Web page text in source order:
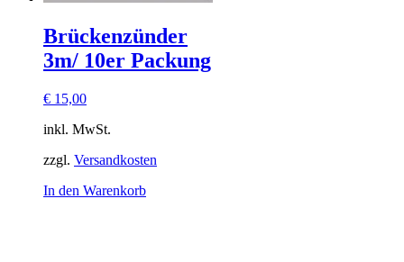
Brückenzünder
3m/ 10er Packung
€ 15,00
inkl. MwSt.
zzgl. Versandkosten
In den Warenkorb